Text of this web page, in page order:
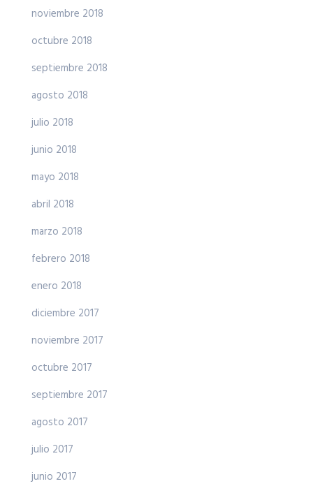
noviembre 2018
octubre 2018
septiembre 2018
agosto 2018
julio 2018
junio 2018
mayo 2018
abril 2018
marzo 2018
febrero 2018
enero 2018
diciembre 2017
noviembre 2017
octubre 2017
septiembre 2017
agosto 2017
julio 2017
junio 2017